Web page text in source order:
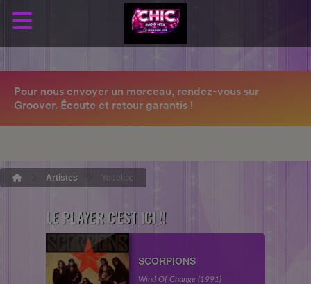
Artistes Yodelice
LE PLAYER C'EST ICI !!
SCORPIONS
Wind Of Change (1991)